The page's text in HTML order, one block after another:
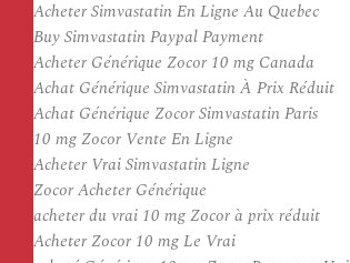
Acheter Simvastatin En Ligne Au Quebec
Buy Simvastatin Paypal Payment
Acheter Générique Zocor 10 mg Canada
Achat Générique Simvastatin À Prix Réduit
Achat Générique Zocor Simvastatin Paris
10 mg Zocor Vente En Ligne
Acheter Vrai Simvastatin Ligne
Zocor Acheter Générique
acheter du vrai 10 mg Zocor à prix réduit
Acheter Zocor 10 mg Le Vrai